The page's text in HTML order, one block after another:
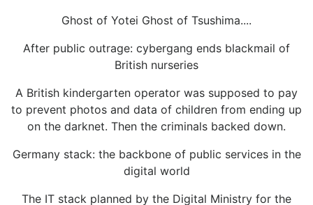
Ghost of Yotei Ghost of Tsushima....
After public outrage: cybergang ends blackmail of
British nurseries
A British kindergarten operator was supposed to pay
to prevent photos and data of children from ending up
on the darknet. Then the criminals backed down.
Germany stack: the backbone of public services in the
digital world
The IT stack planned by the Digital Ministry for the